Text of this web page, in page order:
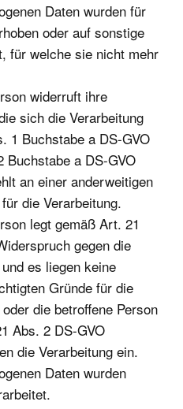
Daten wurden für
oder auf sonstige
für welche sie nicht mehr
widerruft ihre
sich die Verarbeitung
1 Buchstabe a DS-GVO
a DS-GVO
an einer anderweitigen
die Verarbeitung.
legt gemäß Art. 21
gegen die
es liegen keine
Gründe für die
die betroffene Person
Abs. 2 DS-GVO
die Verarbeitung ein.
Daten wurden